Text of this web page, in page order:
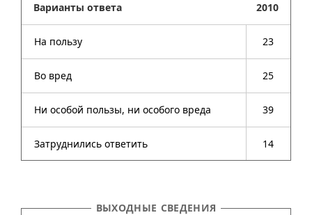
Варианты ответа 2010
На пользу 23
Во вред 25
Ни особой пользы, ни особого вреда 39
Затруднились ответить 14
ВЫХОДНЫЕ СВЕДЕНИЯ